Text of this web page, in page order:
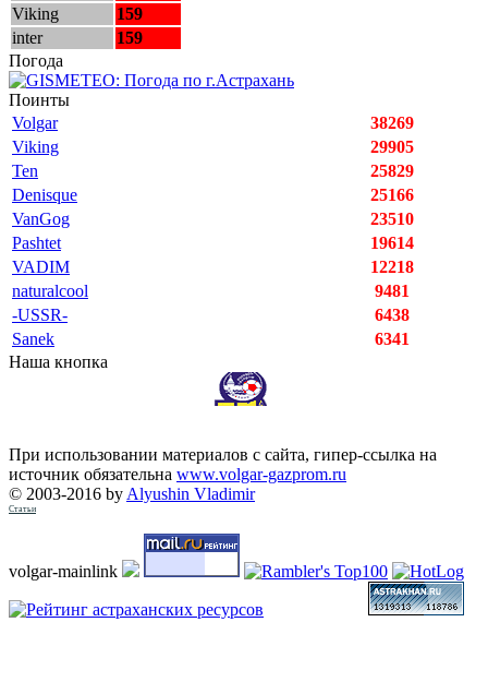
Viking
159
inter
159
Погода
Поинты
Volgar
38269
Viking
29905
Ten
25829
Denisque
25166
VanGog
23510
Pashtet
19614
VADIM
12218
naturalcool
9481
-USSR-
6438
Sanek
6341
Наша кнопка
При использовании материалов с сайта, гипер-ссылка на
источник обязательна www.volgar-gazprom.ru
© 2003-2016 by Alyushin Vladimir
Статьи
volgar-mainlink